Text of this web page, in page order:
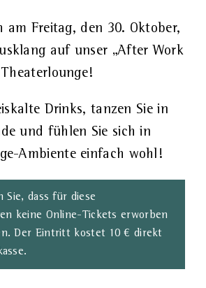
am Freitag, den 30. Oktober,
auf unser „After Work
Drinks, tanzen Sie in
und fühlen Sie sich in
Ambiente einfach wohl!
Sie, dass für diese
keine Online-Tickets erworben
Der Eintritt kostet 10 € direkt